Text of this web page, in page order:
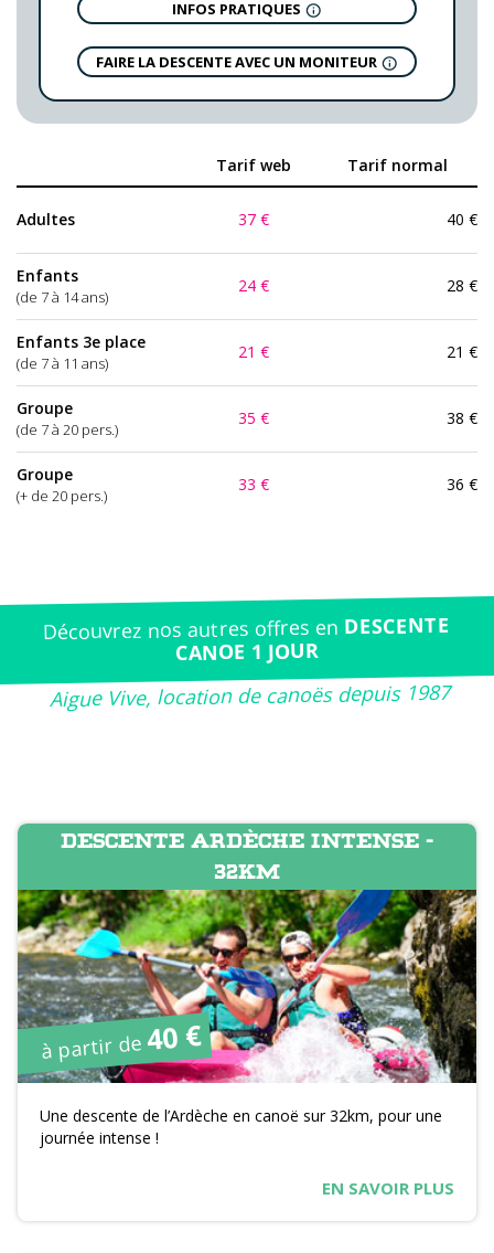
INFOS PRATIQUES
FAIRE LA DESCENTE AVEC UN MONITEUR
Tarif web Tarif normal
Adultes 37 € 40 €
Enfants
(de 7 à 14 ans)
24 € 28 €
Enfants 3e place
(de 7 à 11 ans)
21 € 21 €
Groupe
(de 7 à 20 pers.)
35 € 38 €
Groupe
(+ de 20 pers.)
33 € 36 €
Découvrez nos autres offres en DESCENTE
CANOE 1 JOUR
Aigue Vive, location de canoës depuis 1987
DESCENTE ARDÈCHE INTENSE -
32KM
à partir de40 €
Une descente de l’Ardèche en canoë sur 32km, pour une
journée intense !
EN SAVOIR PLUS